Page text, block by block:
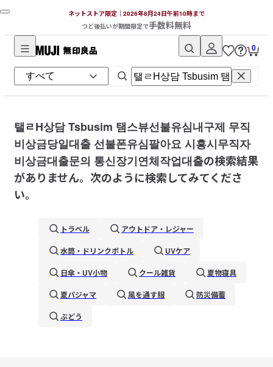
ネットストア限定｜2026年8月24日午前10時まで
つど後払いが期間限定で手数料無料
無
印
良
ネ
ッ
ト
ス
ト
0
탤ㄹH상담 Tsbusim 탬스뷰선불유심내구제 무직
비상금당일대출 선불폰유심팔아요 시흥시무직자
비상금대출문의 통신장기연체작업대출の検索結果
がありません。次のように検索してみてくださ
い。
トラベル
アウトドア・レジャー
水筒・ドリンクボトル
UVケア
日傘・UV小物
クール雑貨
夏物寝具
夏パジャマ
風を通す服
防災備蓄
ぶどう